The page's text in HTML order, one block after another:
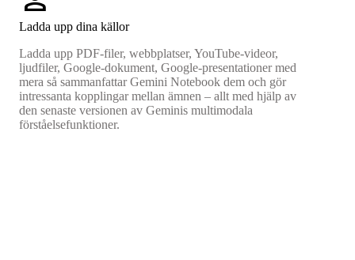
Ladda upp dina källor
Ladda upp PDF-filer, webbplatser, YouTube-videor,
ljudfiler, Google-dokument, Google-presentationer med
mera så sammanfattar Gemini Notebook dem och gör
intressanta kopplingar mellan ämnen – allt med hjälp av
den senaste versionen av Geminis multimodala
förståelsefunktioner.